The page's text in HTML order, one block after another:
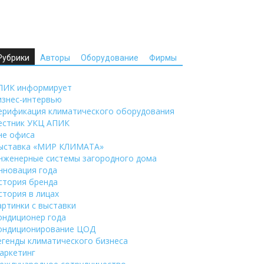
Авторы Оборудование Фирмы
информирует
интервью
климатического оборудования
УКЦ АПИК
офиса
«МИР КЛИМАТА»
системы загородного дома
года
бренда
в лицах
с выставки
года
ЦОД
климатического бизнеса